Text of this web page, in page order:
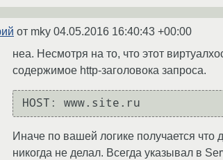
от mky 04.05.2016 16:40:43 +00:00
неа. Несмотря на то, что этот
содержимое http-заголовока запроса.
Иначе по вашей логике получается что
никогда не делал. Всегда указывал в